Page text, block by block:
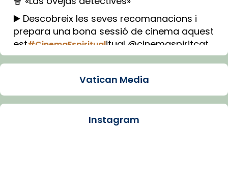
▶️ Descobreix les seves recomanacions i
prepara una bona sessió de cinema aquest
est#CinemaEspiritualitual @cinemaspiritcat
Imatge: Generada amb IA (OpenAI)
Arquebisbat de Barcelona
Vatican Media
Instagram